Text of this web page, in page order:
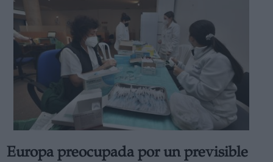
Europa preocupada por un previsible